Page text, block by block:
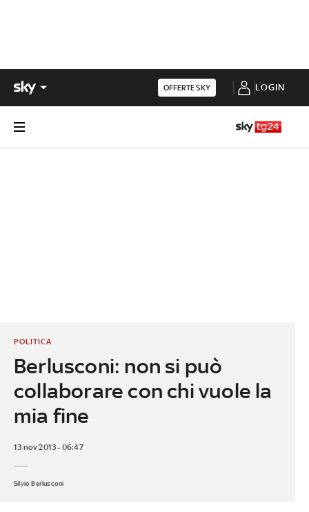
OFFERTE SKY LOGIN
Berlusconi: non si può
collaborare con chi vuole la
mia fine
POLITICA
13 nov 2013 - 06:47
Silvio Berlusconi